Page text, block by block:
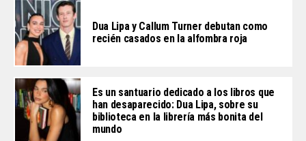
Dua Lipa y Callum Turner debutan como
recién casados en la alfombra roja
Es un santuario dedicado a los libros que
han desaparecido: Dua Lipa, sobre su
biblioteca en la librería más bonita del
mundo